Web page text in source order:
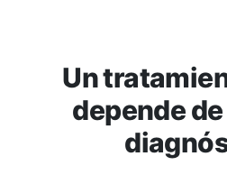
Un
depende